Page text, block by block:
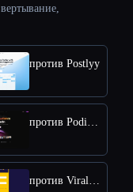
против Postlyy
против Podify.io
против Viral Post Generator